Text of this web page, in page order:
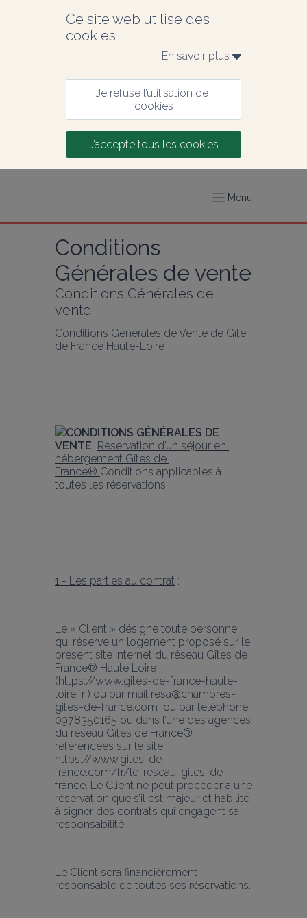
Ce site web utilise des
cookies
En savoir plus
Je refuse l’utilisation de
cookies
J’accepte tous les cookies
Menu
Conditions
Générales de vente
Conditions Générales de
vente
Conditions Générales de Vente de Gîte
de France Haute-Loire
CONDITIONS GÉNÉRALES DE
VENTE Réservation d’un séjour en
hébergement Gîtes de
France® Conditions applicables à
toutes les réservations
1 - Les parties au contrat :
Le « Client » désigne toute personne
qui réserve un logement proposé sur le
présent site internet du réseau Gîtes de
France® Haute Loire
(https://www.gites-de-france-haute-
loire.fr ) ou par mail resa@chambres-
gites-de-france.com  ou par téléphone
0978350165 ou dans l’une des agences
du réseau Gîtes de France®
référencées sur le site
https://www.gites-de-
france.com/fr/le-reseau-gites-de-
france. Le Client ne peut procéder à une
réservation que s’il est majeur et habilité
à signer des contrats qui engagent sa
responsabilité.
Le Client sera financièrement
responsable de toutes ses réservations.